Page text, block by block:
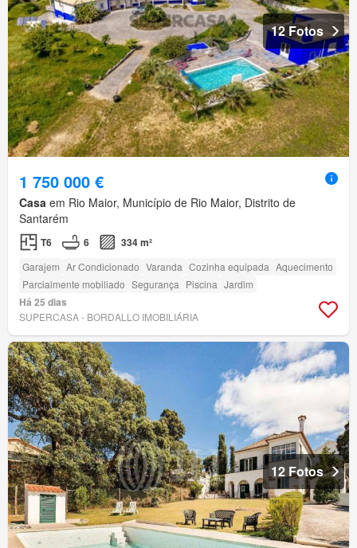
12 Fotos
1 750 000 €
Casa em Rio Maior, Município de Rio Maior, Distrito de
Santarém
T6 6 334 m²
Garajem Ar Condicionado Varanda Cozinha equipada Aquecimento
Parcialmente mobiliado Segurança Piscina Jardim
Há 25 dias
SUPERCASA - BORDALLO IMOBILIÁRIA
12 Fotos